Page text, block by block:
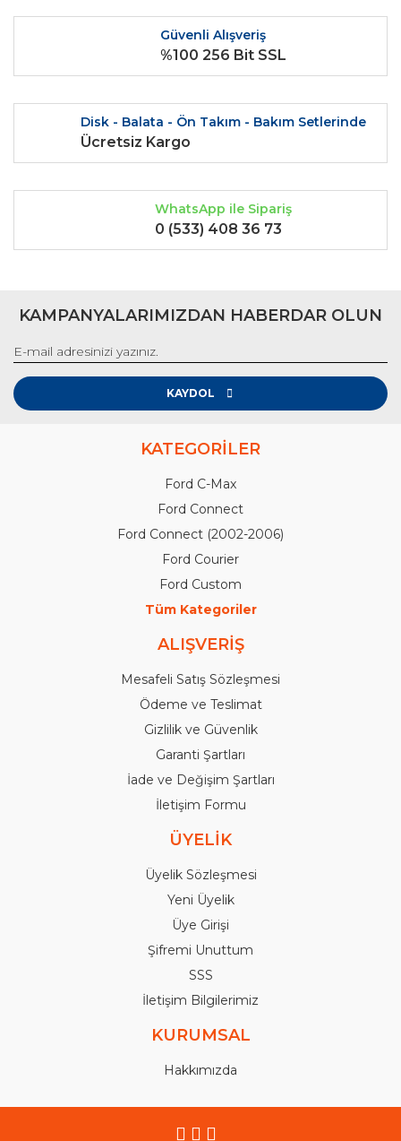
Ürün fiyatı diğer sitelerden daha pahalı.
Bu ürüne benzer farklı alternatifler olmalı.
Gönder
Güvenli Alışveriş
%100 256 Bit SSL
Disk - Balata - Ön Takım - Bakım Setlerinde
Ücretsiz Kargo
WhatsApp ile Sipariş
0 (533) 408 36 73
KAMPANYALARIMIZDAN HABERDAR OLUN
KAYDOL
KATEGORİLER
Ford C-Max
Ford Connect
Ford Connect (2002-2006)
Ford Courier
Ford Custom
Tüm Kategoriler
ALIŞVERİŞ
Mesafeli Satış Sözleşmesi
Ödeme ve Teslimat
Gizlilik ve Güvenlik
Garanti Şartları
İade ve Değişim Şartları
İletişim Formu
ÜYELİK
Üyelik Sözleşmesi
Yeni Üyelik
Üye Girişi
Şifremi Unuttum
SSS
İletişim Bilgilerimiz
KURUMSAL
Hakkımızda